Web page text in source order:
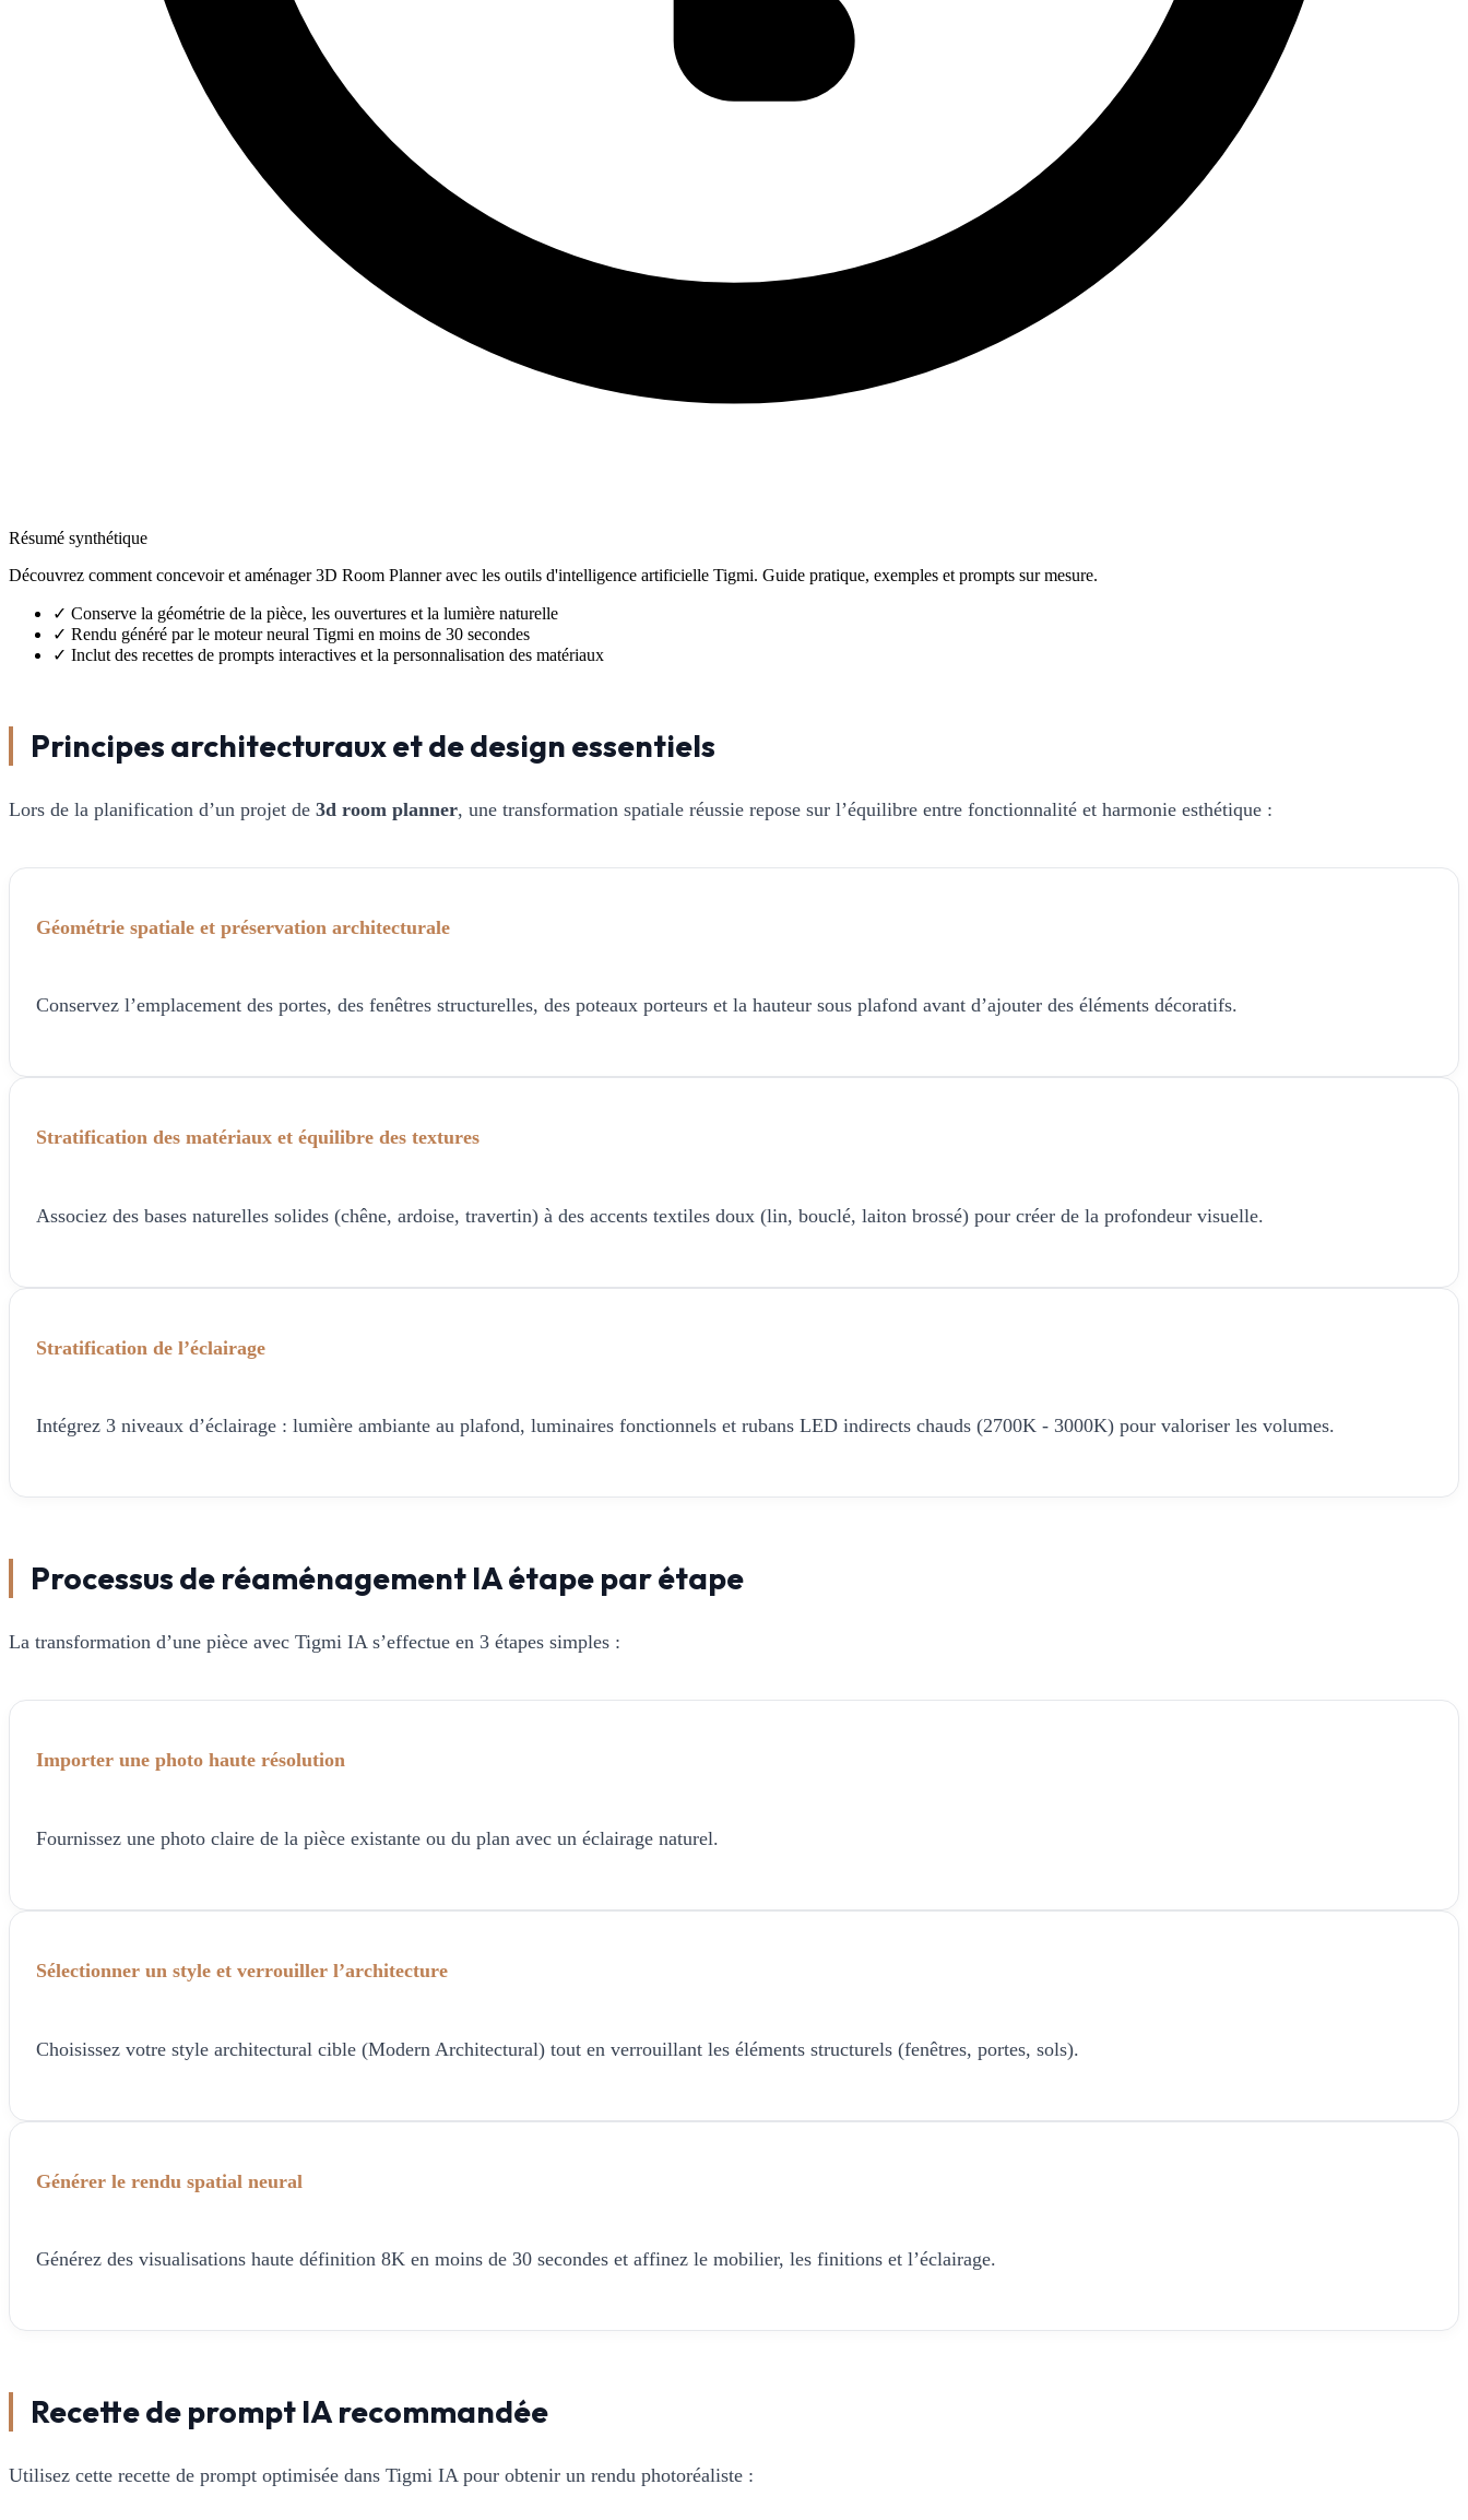
Résumé synthétique
Découvrez comment concevoir et aménager 3D Room Planner avec les outils d'intelligence artificielle Tigmi. Guide pratique, exemples et prompts sur mesure.
✓ Conserve la géométrie de la pièce, les ouvertures et la lumière naturelle
✓ Rendu généré par le moteur neural Tigmi en moins de 30 secondes
✓ Inclut des recettes de prompts interactives et la personnalisation des matériaux
Principes architecturaux et de design essentiels
Lors de la planification d’un projet de 3d room planner, une transformation spatiale réussie repose sur l’équilibre entre fonctionnalité et harmonie esthétique :
Géométrie spatiale et préservation architecturale
Conservez l’emplacement des portes, des fenêtres structurelles, des poteaux porteurs et la hauteur sous plafond avant d’ajouter des éléments décoratifs.
Stratification des matériaux et équilibre des textures
Associez des bases naturelles solides (chêne, ardoise, travertin) à des accents textiles doux (lin, bouclé, laiton brossé) pour créer de la profondeur visuelle.
Stratification de l’éclairage
Intégrez 3 niveaux d’éclairage : lumière ambiante au plafond, luminaires fonctionnels et rubans LED indirects chauds (2700K - 3000K) pour valoriser les volumes.
Processus de réaménagement IA étape par étape
La transformation d’une pièce avec Tigmi IA s’effectue en 3 étapes simples :
Importer une photo haute résolution
Fournissez une photo claire de la pièce existante ou du plan avec un éclairage naturel.
Sélectionner un style et verrouiller l’architecture
Choisissez votre style architectural cible (Modern Architectural) tout en verrouillant les éléments structurels (fenêtres, portes, sols).
Générer le rendu spatial neural
Générez des visualisations haute définition 8K en moins de 30 secondes et affinez le mobilier, les finitions et l’éclairage.
Recette de prompt IA recommandée
Utilisez cette recette de prompt optimisée dans Tigmi IA pour obtenir un rendu photoréaliste :